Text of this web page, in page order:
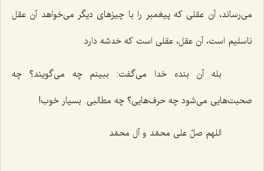
می‌رساند، آن عقلی كه پیغمبر را با چیزهای دیگر می‌خواهد آن عقل
ناسلیم است، آن عقل، عقلی است كه خدشه دارد.
بله آن بنده خدا می‌گفت: ببینم چه می‌گویند؟ چه
صحبت‌هایی می‌شود چه حرف‌هایی؟ چه مطالبی. بسیار خوب!
اللهم صلّ علی محمّد و آل محمّد